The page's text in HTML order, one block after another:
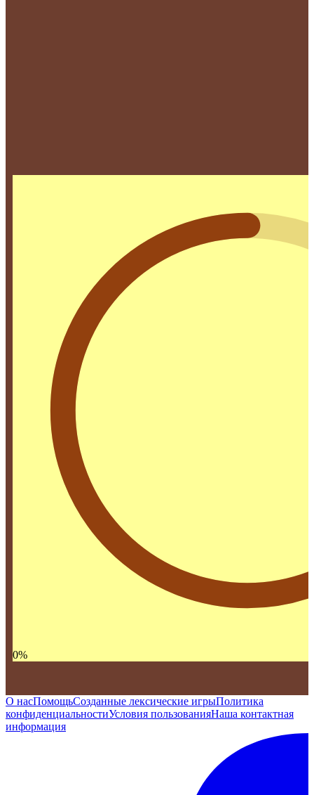
0%
О насПомощьСозданные лексические игрыПолитика
конфиденциальностиУсловия пользованияНаша контактная
информация